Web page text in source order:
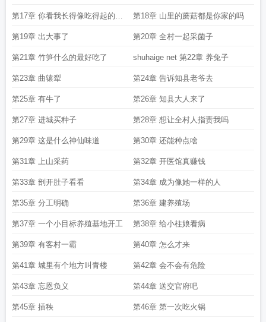
第17章 你看我长得像吃得起的样
子吗
第18章 山里的蘑菇都是你家的吗
第19章 出大事了 第20章 全村一起采菌子
第21章 竹笋什么的最好吃了 shuhaige net 第22章 养兔子
第23章 曲辕犁 第24章 告诉知县老爷去
第25章 有牛了 第26章 知县大人来了
第27章 进城买种子 第28章 想让全村人指责我吗
第29章 这是什么神仙味道 第30章 还能种点啥
第31章 上山采药 第32章 开医馆真赚钱
第33章 剖开肚子看看 第34章 成为像她一样的人
第35章 分工明确 第36章 建养殖场
第37章 一个小目标养殖基地开工 第38章 给小柱娘看病
第39章 有客村一霸 第40章 怎么才来
第41章 城里有个地方叫青楼 第42章 会不会有危险
第43章 忘恩负义 第44章 送交官府吧
第45章 插秧 第46章 第一次吃火锅